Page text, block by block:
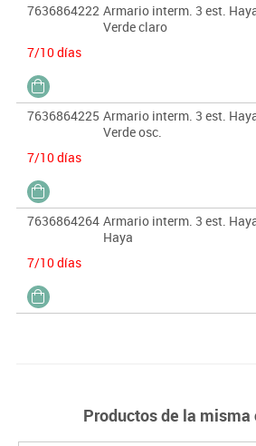
7636864222 Armario interm. 3 est.
Verde claro
7/10 días
7636864225 Armario interm. 3 est.
Verde osc.
7/10 días
7636864264 Armario interm. 3 est.
Haya
7/10 días
Productos de la misma